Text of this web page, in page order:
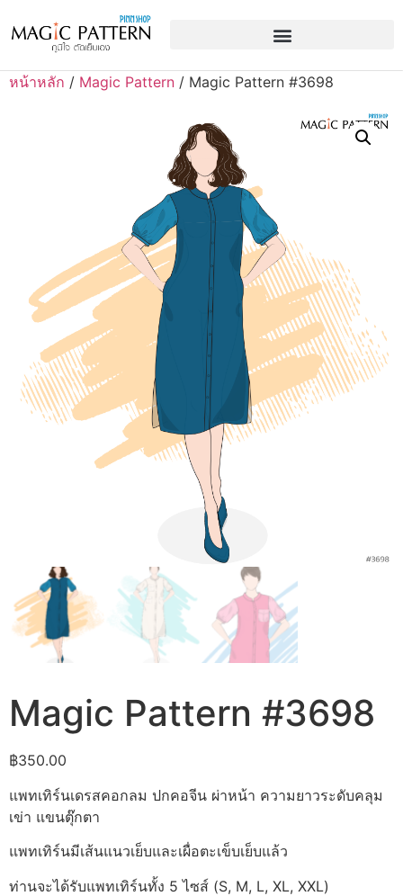
หน้าหลัก / Magic Pattern / Magic Pattern #3698
Magic Pattern #3698
฿350.00
แพทเทิร์นเดรสคอกลม ปกคอจีน ผ่าหน้า ความยาวระดับคลุม
เข่า แขนตุ๊กตา
แพทเทิร์นมีเส้นแนวเย็บและเผื่อตะเข็บเย็บแล้ว
ท่านจะได้รับแพทเทิร์นทั้ง 5 ไซส์ (S, M, L, XL, XXL)